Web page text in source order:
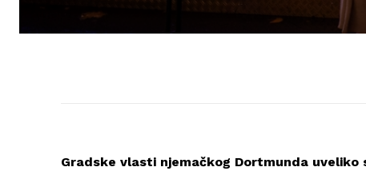
Gradske vlasti njemačkog Dortmunda uveliko